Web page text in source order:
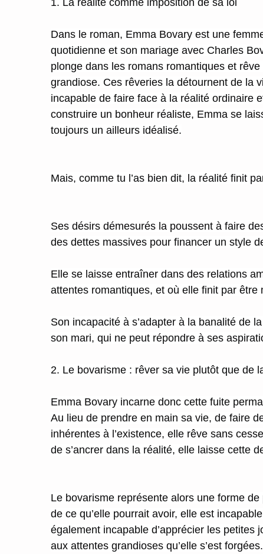
1. La réalité comme imposition de sa loi
Dans le roman, Emma Bovary est une
quotidienne et son mariage avec Charles
plonge dans les romans romantiques et
grandiose. Ces rêveries la détournent de la
incapable de faire face à la réalité ordinaire
construire un bonheur réaliste, Emma se
toujours un ailleurs idéalisé.
Mais, comme tu l’as bien dit, la réalité finit
Ses désirs démesurés la poussent à faire
des dettes massives pour financer un style
Elle se laisse entraîner dans des relations
attentes romantiques, et où elle finit par être
Son incapacité à s’adapter à la banalité de
son mari, qui ne peut répondre à ses
2. Le bovarisme : rêver sa vie plutôt que de
Emma Bovary incarne donc cette fuite
Au lieu de prendre en main sa vie, de faire
inhérentes à l’existence, elle rêve sans
de s’ancrer dans la réalité, elle laisse cette
Le bovarisme représente alors une forme
de ce qu’elle pourrait avoir, elle est
également incapable d’apprécier les
aux attentes grandioses qu’elle s’est forgées.